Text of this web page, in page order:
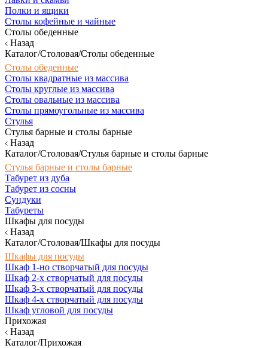
Полки и ящики
Столы кофейные и чайные
Столы обеденные
Назад
Каталог/Столовая/Столы обеденные
Столы обеденные
Столы квадратные из массива
Столы круглые из массива
Столы овальные из массива
Столы прямоугольные из массива
Стулья
Стулья барные и столы барные
Назад
Каталог/Столовая/Стулья барные и столы барные
Стулья барные и столы барные
Табурет из дуба
Табурет из сосны
Сундуки
Табуреты
Шкафы для посуды
Назад
Каталог/Столовая/Шкафы для посуды
Шкафы для посуды
Шкаф 1-но створчатый для посуды
Шкаф 2-х створчатый для посуды
Шкаф 3-х створчатый для посуды
Шкаф 4-х створчатый для посуды
Шкаф угловой для посуды
Прихожая
Назад
Каталог/Прихожая